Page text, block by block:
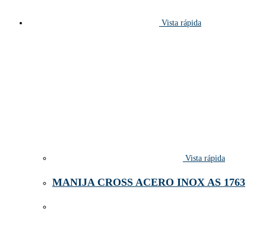
Vista rápida
Vista rápida
MANIJA CROSS ACERO INOX AS 1763